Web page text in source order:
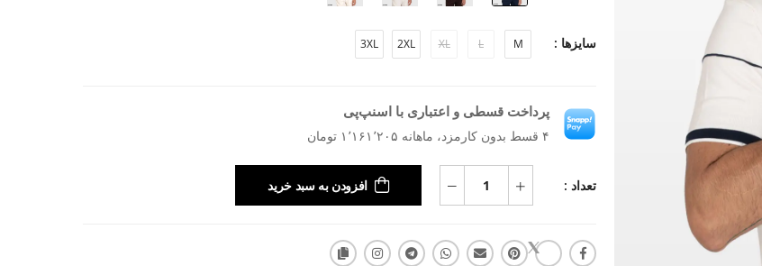
سایزها : M
L
XL
2XL
3XL
پرداخت قسطی و اعتباری با اسنپ‌پی
۴ قسط بدون کارمزد، ماهانه ۱٬۱۶۱٬۲۰۵ تومان
تعداد : افزودن به سبد خرید